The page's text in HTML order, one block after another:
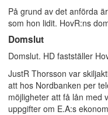
På grund av det anförda
som hon lidit. HovR:ns
Domslut
Domslut. HD fastställer
JustR Thorsson var
att hos Nordbanken per
möjligheter att få lån med
uppgifter om E.A:s